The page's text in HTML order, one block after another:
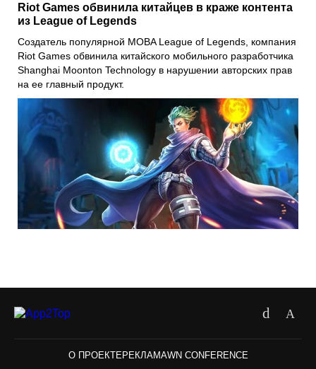
Riot Games обвинила китайцев в краже контента
из League of Legends
Создатель популярной MOBA League of Legends, компания
Riot Games обвинила китайского мобильного разработчика
Shanghai Moonton Technology в нарушении авторских прав
на ее главный продукт.
О ПРОЕКТЕРЕКЛАМАWN CONFERENCE